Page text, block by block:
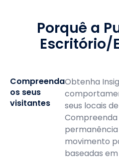
Porquê a
Escritório/
Compreenda
os seus
visitantes
Obtenha
seus locais
movimento
baseadas